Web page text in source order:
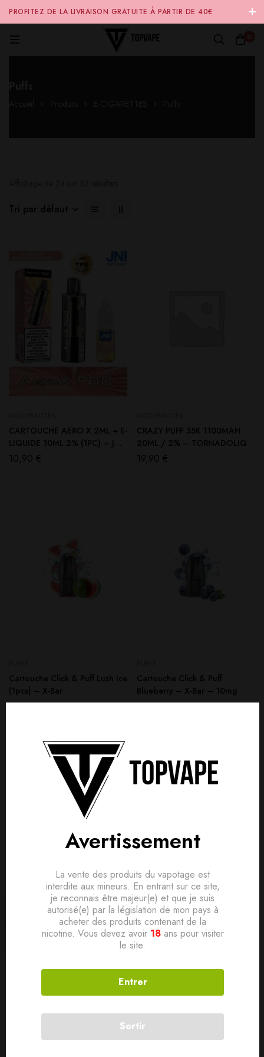
PROFITEZ DE LA LIVRAISON GRATUITE À PARTIR DE 40€
D'ACHAT SUR NOTRE SITE INTERNET 🚚
Filtrer
Tri par défaut
CARTOUCHE AERO X 2ML + E-
LIQUIDE 10ML 2% (1PC) – JNR
Blue Razz Cherry
10,90 €
CRAZY PUFF 35K 1100MAH
20ML / 2% – TORNADOLIQ
19,90 €
Cartouche Click & Puff Lush Ice
(1pcs) – X-Bar
3,90€
Cartouche Click & Puff
Blueberry – X-Bar – 10mg
3,90€
NOUVEAUTÉS
Cartouche Click & Puff
10/20mg Fraise Glacée (1pcs)
PUFFS
Cartouche Click & Puff
10/20mg Fruit Du Dragon
(1pcs) – X-Bar
Avertissement
La vente des produits du vapotage est
interdite aux mineurs. En entrant sur ce site,
je reconnais être majeur(e) et que je suis
autorisé(e) par la législation de mon pays à
acheter des produits contenant de la
nicotine. Vous devez avoir 18ans pour visiter
le site.
Entrer
Sortir